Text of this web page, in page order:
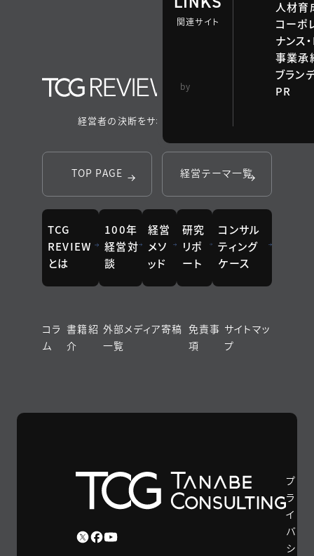
関連サイト
人材育
コーポ
ナンス
事業承
ブラン
PR
by
経営者の決断をサポートするメディア
TOP PAGE 経営テーマ一覧
TCG
REVIEW
とは
100年
経営対
談
経営
メソ
ッド
研究
リポ
ート
コンサル
ティング
ケース
コラ
ム
書籍紹
介
外部メディア寄稿
一覧
免責事
項
サイトマッ
プ
プ
ラ
イ
バ
シ